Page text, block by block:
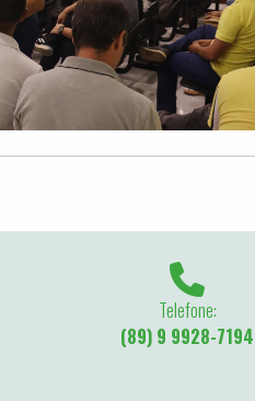
Telefone:
(89) 9 9928-7194